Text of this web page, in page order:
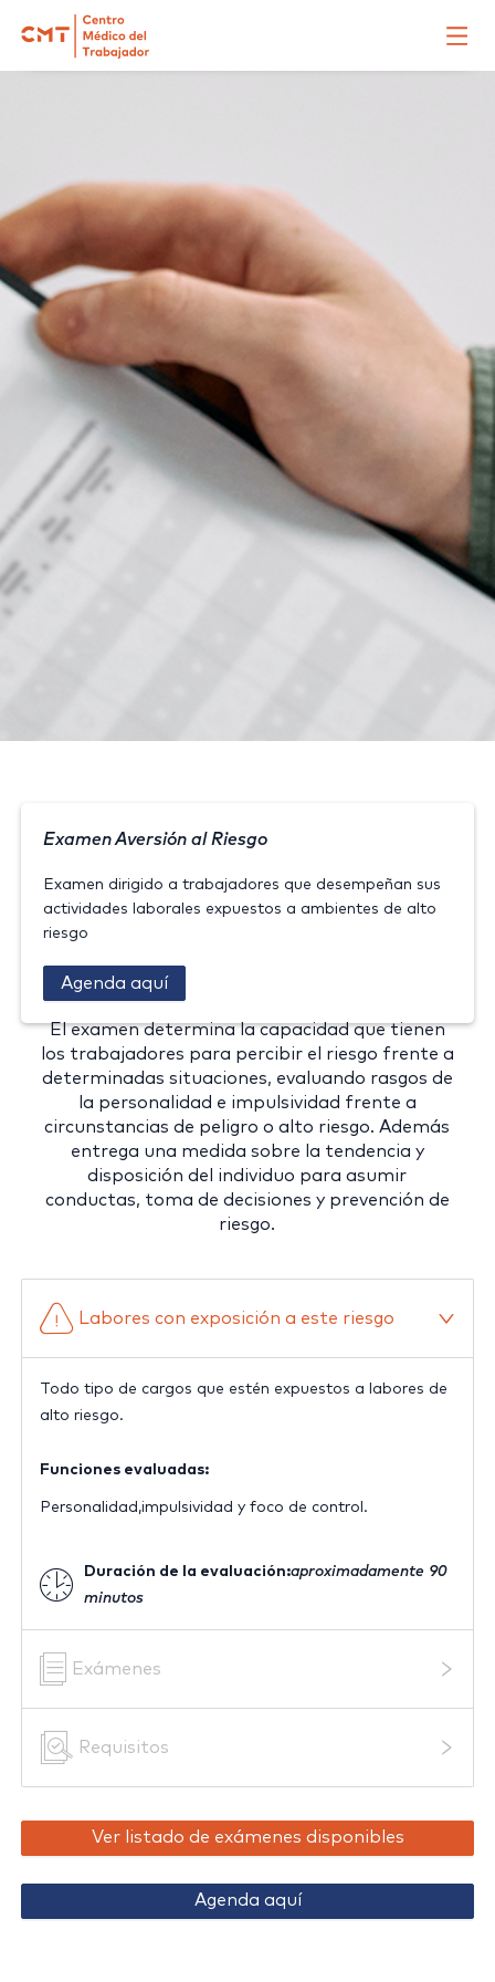
Examen Aversión al Riesgo
Examen dirigido a trabajadores que desempeñan sus
actividades laborales expuestos a ambientes de alto
riesgo
Agenda aquí
El examen determina la capacidad que tienen
los trabajadores para percibir el riesgo frente a
determinadas situaciones, evaluando rasgos de
la personalidad e impulsividad frente a
circunstancias de peligro o alto riesgo. Además
entrega una medida sobre la tendencia y
disposición del individuo para asumir
conductas, toma de decisiones y prevención de
riesgo.
Labores con exposición a este riesgo
Todo tipo de cargos que estén expuestos a labores de
alto riesgo.
Funciones evaluadas:
Personalidad,impulsividad y foco de control.
Duración de la evaluación:aproximadamente 90
minutos
Exámenes
Requisitos
Ver listado de exámenes disponibles
Agenda aquí